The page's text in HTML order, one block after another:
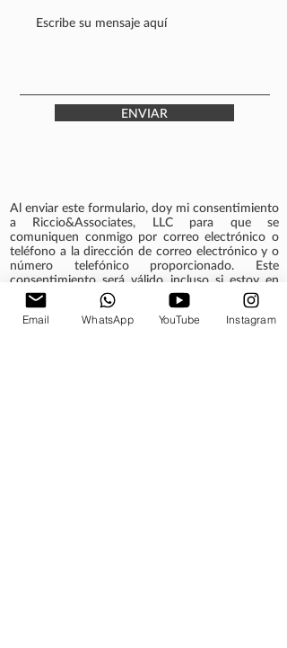
ENVIAR
Al enviar este formulario, doy mi consentimiento
a Riccio&Associates, LLC para que se
comuniquen conmigo por correo electrónico o
teléfono a la dirección de correo electrónico y o
número telefónico proporcionado. Este
consentimiento será válido incluso si estoy en
una lista de No llamar. El consentimiento no es
una condición de compra.
Email WhatsApp YouTube Instagram